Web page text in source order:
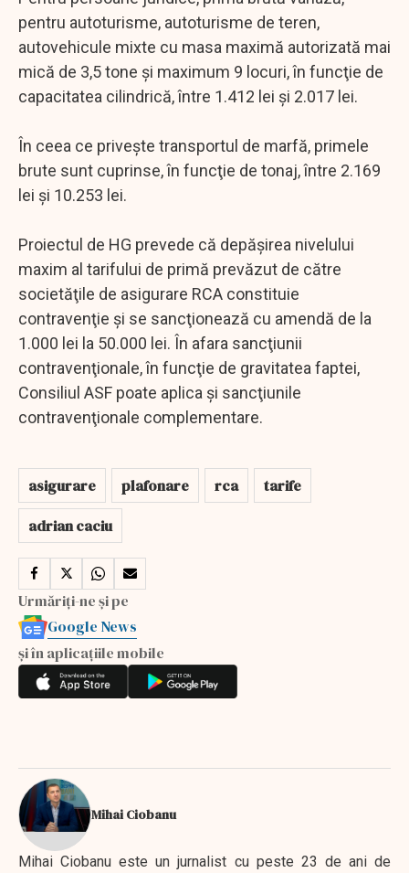
pentru autoturisme, autoturisme de teren,
autovehicule mixte cu masa maximă autorizată mai
mică de 3,5 tone şi maximum 9 locuri, în funcţie de
capacitatea cilindrică, între 1.412 lei şi 2.017 lei.
În ceea ce priveşte transportul de marfă, primele
brute sunt cuprinse, în funcţie de tonaj, între 2.169
lei şi 10.253 lei.
Proiectul de HG prevede că depăşirea nivelului
maxim al tarifului de primă prevăzut de către
societăţile de asigurare RCA constituie
contravenţie şi se sancţionează cu amendă de la
1.000 lei la 50.000 lei. În afara sancţiunii
contravenţionale, în funcţie de gravitatea faptei,
Consiliul ASF poate aplica şi sancţiunile
contravenţionale complementare.
asigurare plafonare rca
tarife
adrian caciu
Urmăriți-ne și pe
Google News
și în aplicațiile mobile
Mihai Ciobanu
Mihai Ciobanu este un jurnalist cu peste 23 de ani de